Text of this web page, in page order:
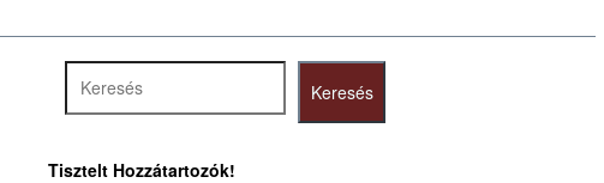
Keresés
Tisztelt Hozzátartozók!